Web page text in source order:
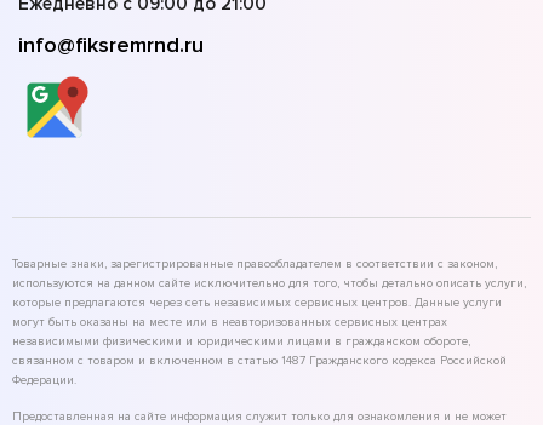
info@fiksremrnd.ru
Товарные знаки, зарегистрированные правообладателем в соответствии с законом,
используются на данном сайте исключительно для того, чтобы детально описать услуги,
которые предлагаются через сеть независимых сервисных центров. Данные услуги
могут быть оказаны на месте или в неавторизованных сервисных центрах
независимыми физическими и юридическими лицами в гражданском обороте,
связанном с товаром и включенном в статью 1487 Гражданского кодекса Российской
Федерации.
Предоставленная на сайте информация служит только для ознакомления и не может